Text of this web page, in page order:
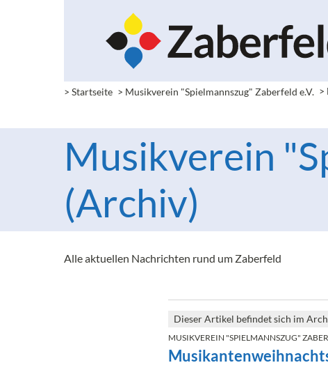
> Startseite > Musikverein "Spielmannszug" Zaberfeld e.V. >
Musikverein
(Archiv)
Alle aktuellen Nachrichten rund um Zaberfeld
Dieser Artikel befindet sich im
MUSIKVEREIN "SPIELMANNSZUG"